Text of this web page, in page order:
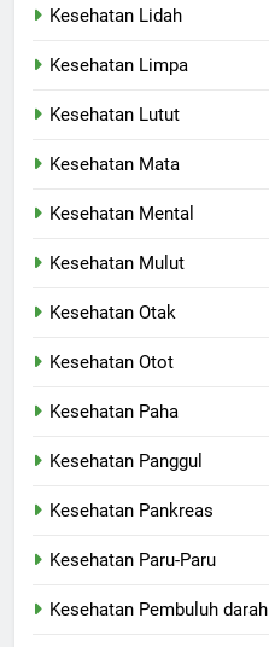
Kesehatan Lidah
Kesehatan Limpa
Kesehatan Lutut
Kesehatan Mata
Kesehatan Mental
Kesehatan Mulut
Kesehatan Otak
Kesehatan Otot
Kesehatan Paha
Kesehatan Panggul
Kesehatan Pankreas
Kesehatan Paru-Paru
Kesehatan Pembuluh darah